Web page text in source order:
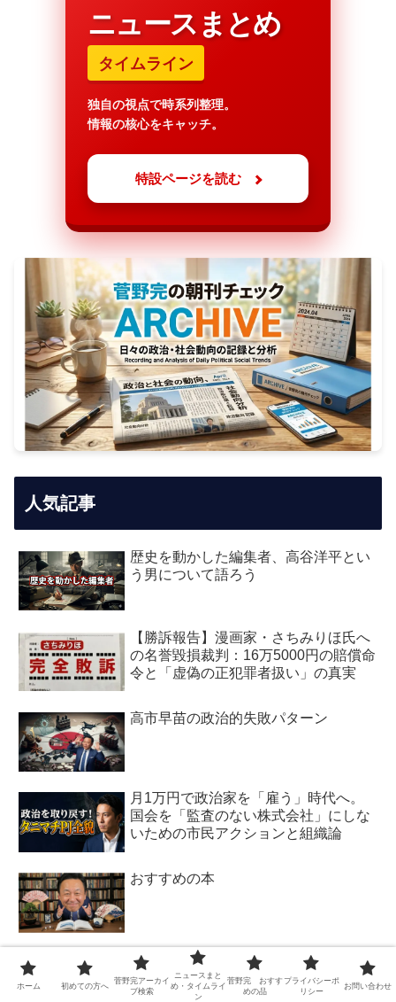
ニュースまとめ
タイムライン
独自の視点で時系列整理。
情報の核心をキャッチ。
特設ページを読む
人気記事
歴史を動かした編集者、高谷洋平とい
う男について語ろう
【勝訴報告】漫画家・さちみりほ氏へ
の名誉毀損裁判：16万5000円の賠償命
令と「虚偽の正犯罪者扱い」の真実
高市早苗の政治的失敗パターン
月1万円で政治家を「雇う」時代へ。
国会を「監査のない株式会社」にしな
いための市民アクションと組織論
おすすめの本
たった数十分で500人が殺到した理
由。怒りを仕組みに変える「株式会社
タニマチ」の全貌
ホーム 初めての方へ
菅野完アーカイ
ブ検索
ニュースまと
め・タイムライ
ン
菅野完 おすす
めの品
プライバシーポ
リシー
お問い合わせ